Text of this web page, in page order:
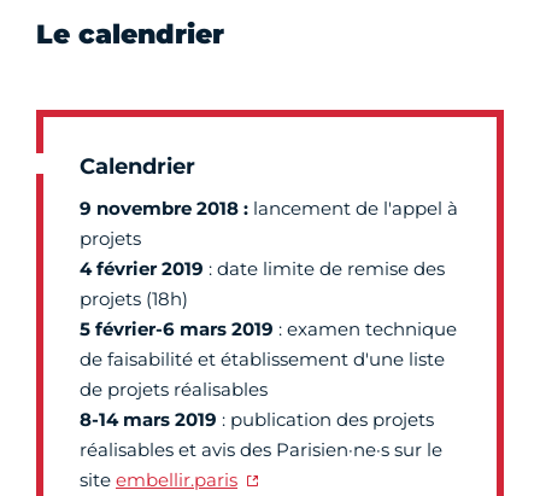
Le calendrier
Calendrier
9 novembre 2018 : lancement de l'appel à
projets
4 février 2019 : date limite de remise des
projets (18h)
5 février-6 mars 2019 : examen technique
de faisabilité et établissement d'une liste
de projets réalisables
8-14 mars 2019 : publication des projets
réalisables et avis des Parisien·ne·s sur le
site embellir.paris